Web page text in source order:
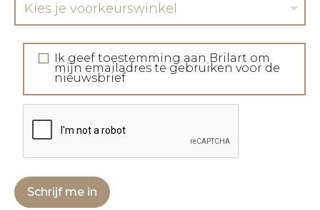
Kies je voorkeurswinkel
Ik geef toestemming aan Brilart om
mijn emailadres te gebruiken voor de
nieuwsbrief
Schrijf me in